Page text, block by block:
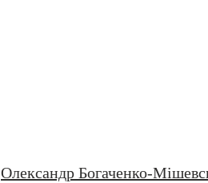
Олександр Богаченко-